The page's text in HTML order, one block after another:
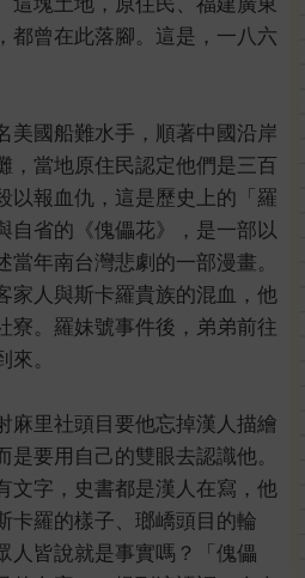
都曾在此落腳。這是，一八六
美國船難水手，順著中國沿岸
，當地原住民認定他們是三百
以報血仇，這是歷史上的「羅
自省的《傀儡花》，是一部以
當年南台灣悲劇的一部漫畫。
家人與斯卡羅貴族的混血，他
寮。羅妹號事件後，弟弟前往
。
麻里社頭目要他忘掉漢人描繪
是要用自己的雙眼去認識他。
文字，史書都是漢人在寫，他
卡羅的樣子、瑯嶠頭目的輪
人皆說就是事實嗎？「傀儡